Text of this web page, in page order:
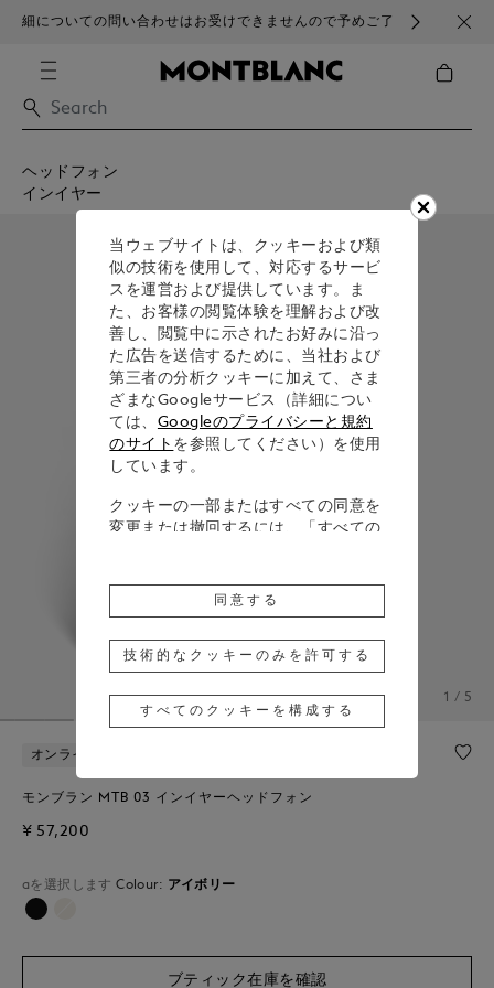
細についての問い合わせはお受けできませんので予めご了
ブラ
ヘッドフォン
インイヤー
1 / 5
オンラインで売り切れ
モンブラン MTB 03 インイヤーヘッドフォン
¥ 57,200
aを選択しますColour: アイボリー
ブティック在庫を確認
当ウェブサイトは、クッキーおよび類
似の技術を使用して、対応するサービ
スを運営および提供しています。ま
た、お客様の閲覧体験を理解および改
善し、閲覧中に示されたお好みに沿っ
た広告を送信するために、当社および
第三者の分析クッキーに加えて、さま
ざまなGoogleサービス（詳細につい
ては、 Googleのプライバシーと規約
のサイト を参照してください）を使用
しています。
クッキーの一部またはすべての同意を
変更または撤回するには、「すべての
をご覧ください。
のクッキーの使用に同意したことにな
「技術的なクッキーのみを許可する」
同意する
技術的なクッキーのみを許可する
すべてのクッキーを構成する